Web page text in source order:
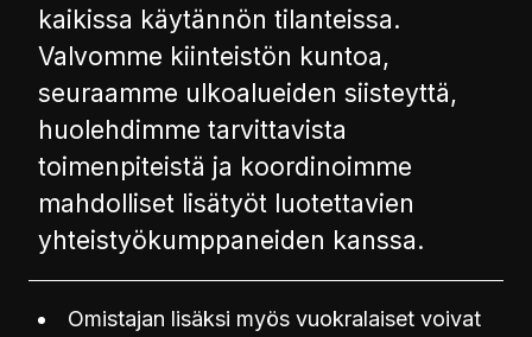
kaikissa käytännön tilanteissa.
Valvomme kiinteistön kuntoa,
seuraamme ulkoalueiden siisteyttä,
huolehdimme tarvittavista
toimenpiteistä ja koordinoimme
mahdolliset lisätyöt luotettavien
yhteistyökumppaneiden kanssa.
Omistajan lisäksi myös vuokralaiset voivat